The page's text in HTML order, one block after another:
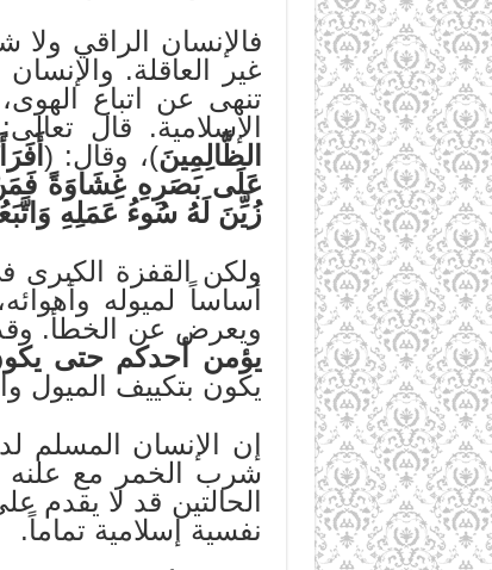
فالإنسان الراقي
غير العاقلة.
تنهى عن اتباع
الإسلامية. قال
الظَّالِمِينَ)، وقال: (
عَلَى بَصَرِهِ غِشَاوَةً فَمَنْ
زُيِّنَ لَهُ سُوءُ عَمَلِهِ
ولكن القفزة الكبرى
أساساً لميوله
ويعرض عن الخطأ.
يؤمن أحدكم حتى
يكون بتكييف الميول
إن الإنسان المسلم
شرب الخمر مع علنه
الحالتين قد لا يقدم
نفسية إسلامية تماماً.